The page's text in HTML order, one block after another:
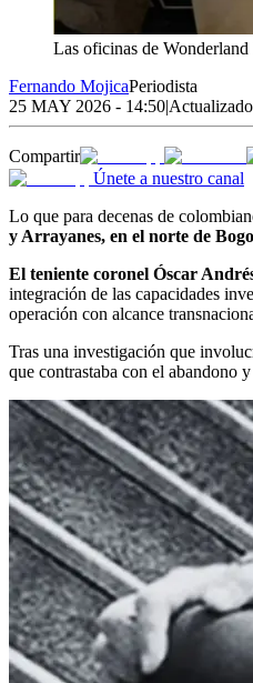
Las oficinas de
Fernando MojicaPeriodista
25 MAY 2026 - 14:50|
Compartir
Únete a nuestro canal
Lo que para decenas de
y Arrayanes, en el norte de
El teniente coronel Óscar
integración de las capacidades
operación con alcance
Tras una investigación que
que contrastaba con el abandono